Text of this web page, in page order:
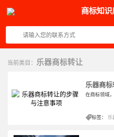
商标知
当前类目： 乐器商标转让
乐器商
标签： 乐